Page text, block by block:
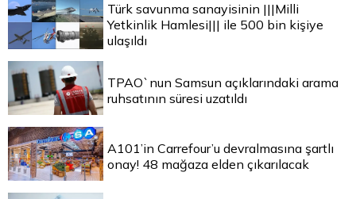
Türk savunma sanayisinin |||Milli
Yetkinlik Hamlesi||| ile 500 bin kişiye
ulaşıldı
TPAO`nun Samsun açıklarındaki arama
ruhsatının süresi uzatıldı
A101’in Carrefour’u devralmasına şartlı
onay! 48 mağaza elden çıkarılacak